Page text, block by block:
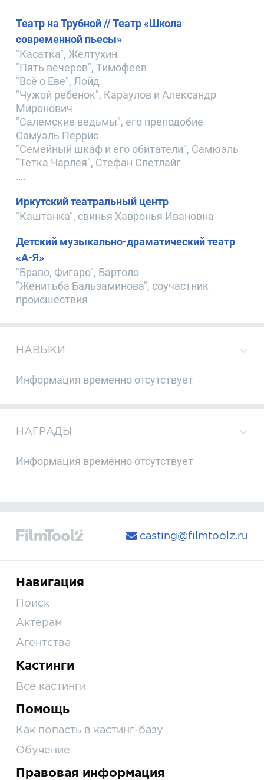
Театр на Трубной // Театр «Школа
современной пьесы»
"Касатка", Желтухин
"Пять вечеров", Тимофеев
"Всё о Еве", Лойд
"Чужой ребенок", Караулов и Александр
Миронович
"Салемские ведьмы", его преподобие
Самуэль Перрис
"Семейный шкаф и его обитатели", Самюэль
"Тетка Чарлея", Стефан Спетлайг
….
Иркутский театральный центр
"Каштанка", свинья Хавронья Ивановна
Детский музыкально-драматический театр
«А-Я»
"Браво, Фигаро", Бартоло
"Женитьба Бальзаминова", соучастник
происшествия
НАВЫКИ
Информация временно отсутствует
НАГРАДЫ
Информация временно отсутствует
casting@filmtoolz.ru
Навигация
Поиск
Актерам
Агентства
Кастинги
Все кастинги
Помощь
Как попасть в кастинг-базу
Обучение
Правовая информация